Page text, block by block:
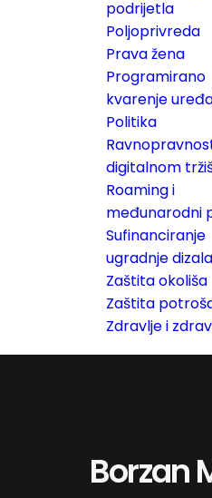
podrijetla
Poljoprivreda
Prava žena
Programirano
kvarenje
Politika
digitalnom
Roaming i
međunarodni
Sufinanciranje
ugradnje dizala
Zaštita okoliša
Zaštita
Zdravlje i
Borzan